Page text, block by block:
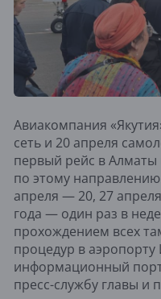
Авиакомпания
сеть и 20 апреля
первый рейс в Алматы
по этому
апреля — 20, 27
года — один раз в
прохождением всех
процедур в аэропорту
информационный
пресс-службу главы и